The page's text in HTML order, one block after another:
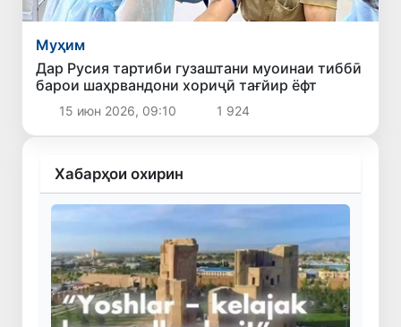
Муҳим
Дар Русия тартиби гузаштани муоинаи тиббӣ
барои шаҳрвандони хориҷӣ тағйир ёфт
15 июн 2026, 09:10 1 924
Хабарҳои охирин